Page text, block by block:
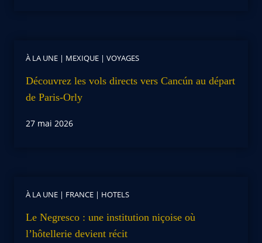
À LA UNE | MEXIQUE | VOYAGES
Découvrez les vols directs vers Cancún au départ
de Paris-Orly
27 mai 2026
À LA UNE | FRANCE | HOTELS
Le Negresco : une institution niçoise où
l’hôtellerie devient récit